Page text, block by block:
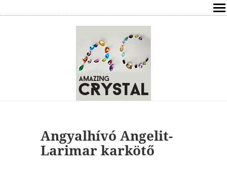
ÍRÁSOK
ÁSVÁNYOK HATÁSAI
ELÉRHETŐSÉG
ONLINE GYÓGYÍTÁS,TANÁCSADÁS
Angyalhívó Angelit-
Larimar karkötő